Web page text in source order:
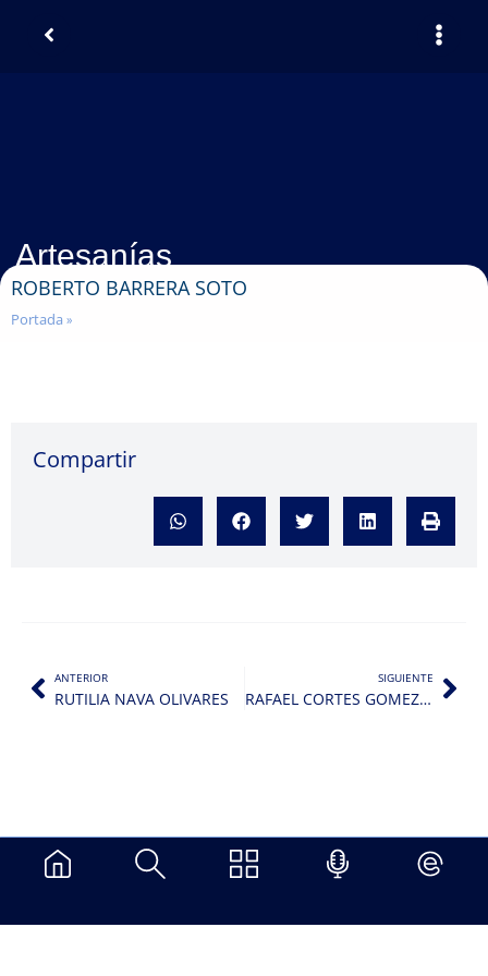
Artesanías
ROBERTO BARRERA SOTO
Portada »
Compartir
ANTERIOR
RUTILIA NAVA OLIVARES
SIGUIENTE
RAFAEL CORTES GOMEZ (SNCA)